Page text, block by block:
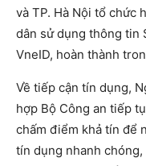
và TP. Hà Nội tổ chức
dân sử dụng thông tin
VneID, hoàn thành
Về tiếp cận tín dụng,
hợp Bộ Công an tiếp
chấm điểm khả tín để
tín dụng nhanh